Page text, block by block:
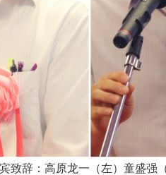
致辞：高原龙一（左）童盛强